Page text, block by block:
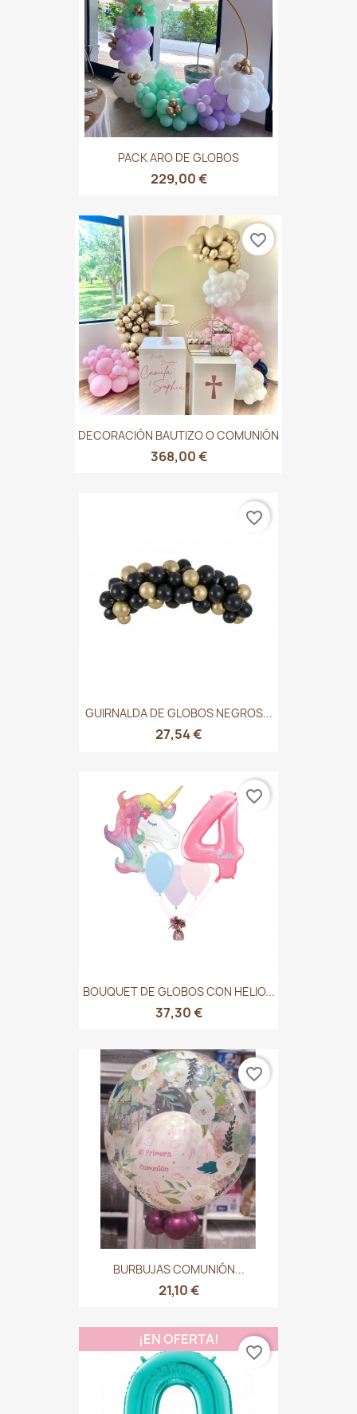
PACK ARO DE GLOBOS
229,00 €
DECORACIÓN BAUTIZO O COMUNIÓN
368,00 €
favorite_border
GUIRNALDA DE GLOBOS NEGROS...
27,54 €
favorite_border
BOUQUET DE GLOBOS CON HELIO...
37,30 €
favorite_border
BURBUJAS COMUNIÓN...
21,10 €
favorite_border
¡EN OFERTA!
favorite_border